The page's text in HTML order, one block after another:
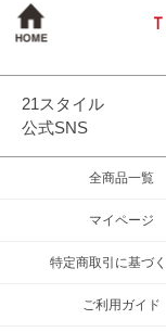
21スタイル
公式SNS
全商品一覧
マイページ
特定商取引に基づ
ご利用ガイド